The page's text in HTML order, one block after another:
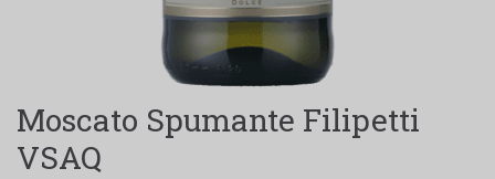
Moscato Spumante Filipetti
VSAQ